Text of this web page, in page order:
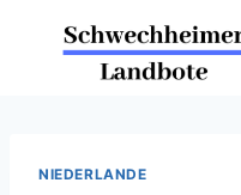
NIEDERLANDE